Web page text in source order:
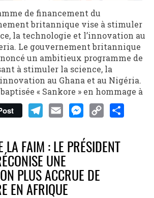
de financement du
britannique vise à stimuler
la technologie et l’innovation au
Le gouvernement britannique
un ambitieux programme de
à stimuler la science, la
au Ghana et au Nigéria.
« Sankore » en hommage à
Link
LA FAIM : LE PRÉSIDENT
UNE
PLUS ACCRUE DE
EN AFRIQUE